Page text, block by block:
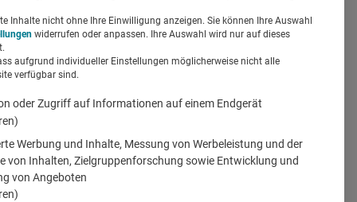
Inhalte nicht ohne Ihre Einwilligung anzeigen. Sie können Ihre Auswahl
widerrufen oder anpassen. Ihre Auswahl wird nur auf dieses
aufgrund individueller Einstellungen möglicherweise nicht alle
verfügbar sind.
oder Zugriff auf Informationen auf einem Endgerät
Werbung und Inhalte, Messung von Werbeleistung und der
von Inhalten, Zielgruppenforschung sowie Entwicklung und
von Angeboten